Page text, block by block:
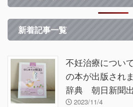
新着記事一覧
不妊治療につい
の本が出版され
辞典 朝日新聞
2023/11/4